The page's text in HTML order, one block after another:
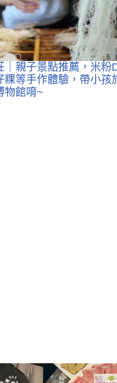
｜親子景點推薦，米粉
粿等手作體驗，帶小孩
物館唷~